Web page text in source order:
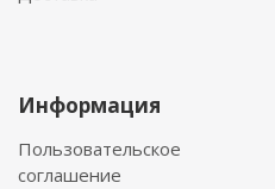
Информация
Пользовательское
соглашение